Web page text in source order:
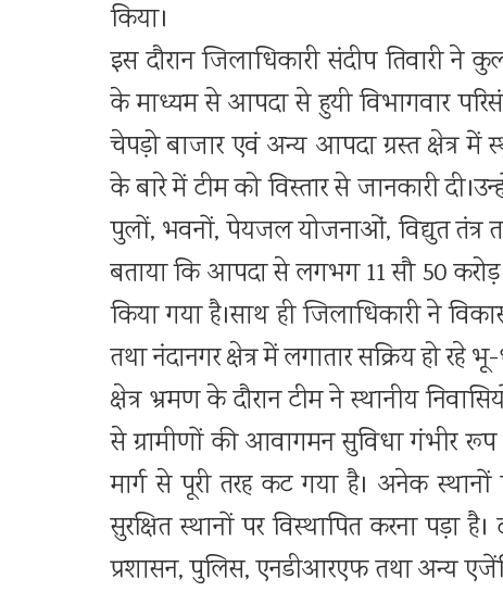
किया।
इस दौरान जिलाधिकारी संदीप तिवारी
के माध्यम से आपदा से हुयी विभागवार
चेपड़ो बाजार एवं अन्य आपदा ग्रस्त क्षेत्र
के बारे में टीम को विस्तार से जानकारी
पुलों, भवनों, पेयजल योजनाओं, विद्युत तंत्र
बताया कि आपदा से लगभग 11 सौ 50
किया गया है।साथ ही जिलाधिकारी ने
तथा नंदानगर क्षेत्र में लगातार सक्रिय हो
क्षेत्र भ्रमण के दौरान टीम ने स्थानीय
से ग्रामीणों की आवागमन सुविधा गंभीर
मार्ग से पूरी तरह कट गया है। अनेक
सुरक्षित स्थानों पर विस्थापित करना पड़ा
प्रशासन, पुलिस, एनडीआरएफ तथा अन्य